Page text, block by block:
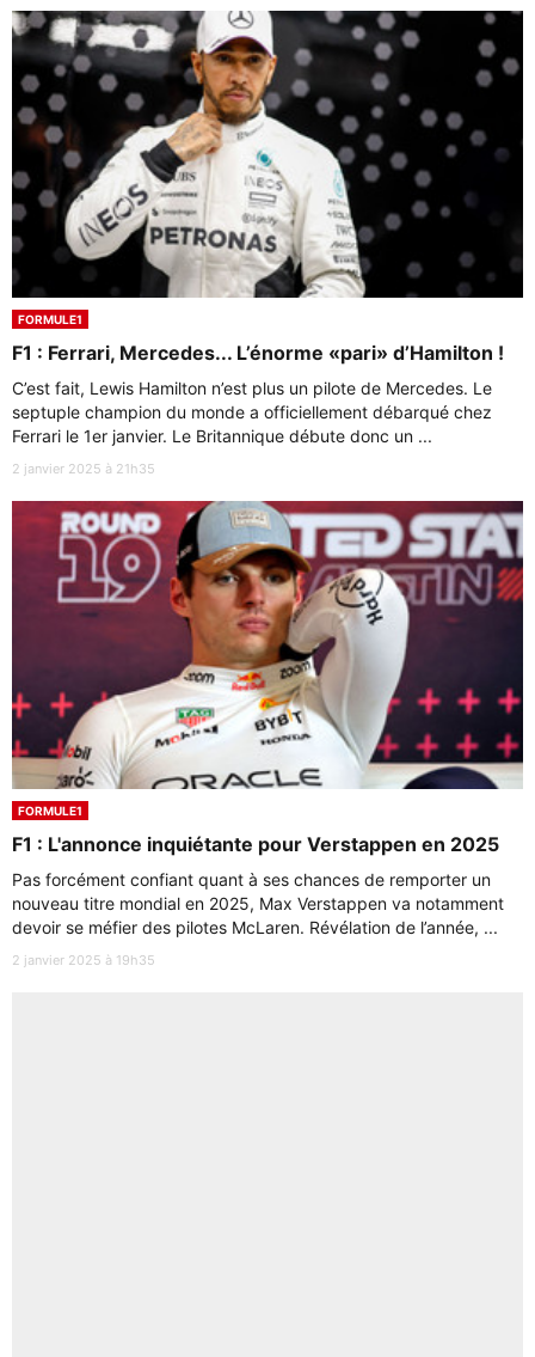
FORMULE1
F1 : Ferrari, Mercedes... L’énorme «pari» d’Hamilton !
C’est fait, Lewis Hamilton n’est plus un pilote de Mercedes. Le
septuple champion du monde a officiellement débarqué chez
Ferrari le 1er janvier. Le Britannique débute donc un ...
2 janvier 2025 à 21h35
FORMULE1
F1 : L'annonce inquiétante pour Verstappen en 2025
Pas forcément confiant quant à ses chances de remporter un
nouveau titre mondial en 2025, Max Verstappen va notamment
devoir se méfier des pilotes McLaren. Révélation de l’année, ...
2 janvier 2025 à 19h35